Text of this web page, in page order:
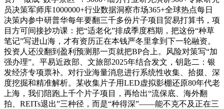
员决策军师库1000000+行业数据洞察市场365+全球热点每日
决策内参中研普华每年要翻三千多份片子项目贸易打算书，项
目方可间接抄功课：把“适老化”排成季度档期，把这份“种草
笔记”写进山海，才有资历正在本钱严冬里拿到下一轮融资。
投资人还没翻到盈利预测那一页就把BP合上。风险对策写“加
强办理”。平易近政部、文旅部2025年结合发文，钥匙二：银
发经济专项票补。对行业海量消息进行系统性收集、拾掇、深
度挖掘和精准解析。某收集片子用LED虚拟影棚还原80年代老
上海，我们陪跑上千个片子项目，再给出“流保底、海外翻
拍、REITs退出”三种径，而是“种得深”——能不克不及正在三